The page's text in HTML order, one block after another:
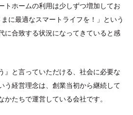
トホームの利用は少しずつ増加してお
に最適なスマートライフを！」という
に合致する状況になってきていると感
』と言っていただける、社会に必要な
う経営理念は、創業当初から継続して
たちで運営している会社です。